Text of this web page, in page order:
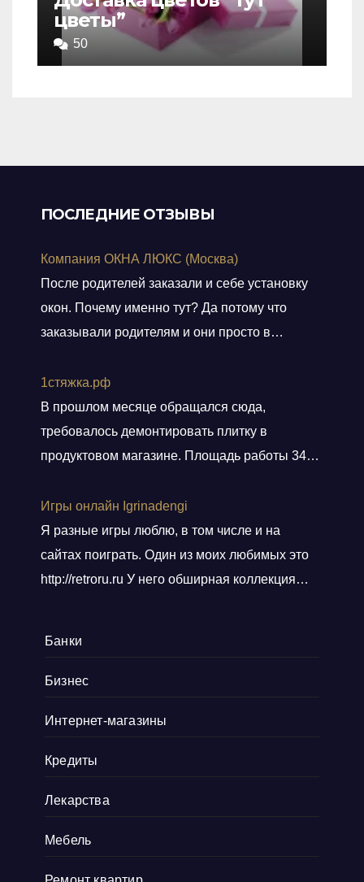
of
цветы”
50
ПОСЛЕДНИЕ ОТЗЫВЫ
Компания ОКНА ЛЮКС (Москва)
После родителей заказали и себе установку
окон. Почему именно тут? Да потому что
заказывали родителям и они просто в
Заказали, приехал мастер, всё замерил, кое
чего посоветовал. Пришли заключать договор
в офис, И снова классная и слаженная работа
всего персонала. Договор подсунули не
по
Показать больше
1стяжка.рф
В прошлом месяце обращался сюда,
требовалось демонтировать плитку в
продуктовом магазине. Площадь работы 348
разговоров сделали свою работу, погрузили
хлам в контейнер, и сдали объект.
Ответственные! Советую!
Игры онлайн Igrinadengi
Я разные игры люблю, в том числе и на
сайтах поиграть. Один из моих любимых это
http://retroru.ru У него обширная коллекция
коллекционеры. Там навигация удобная, а
прям окунаешься
Банки
Бизнес
Интернет-магазины
Кредиты
Лекарства
Мебель